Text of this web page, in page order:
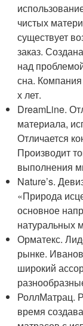
чистых
существует
заказ.
над
сна.
х лет.
DreamLine.
материала,
Отличается
Производит
выполнения
Nature’s.
«Природа
основное
натуральных
Орматекс.
рынке.
широкий
РоллМатрац.
время